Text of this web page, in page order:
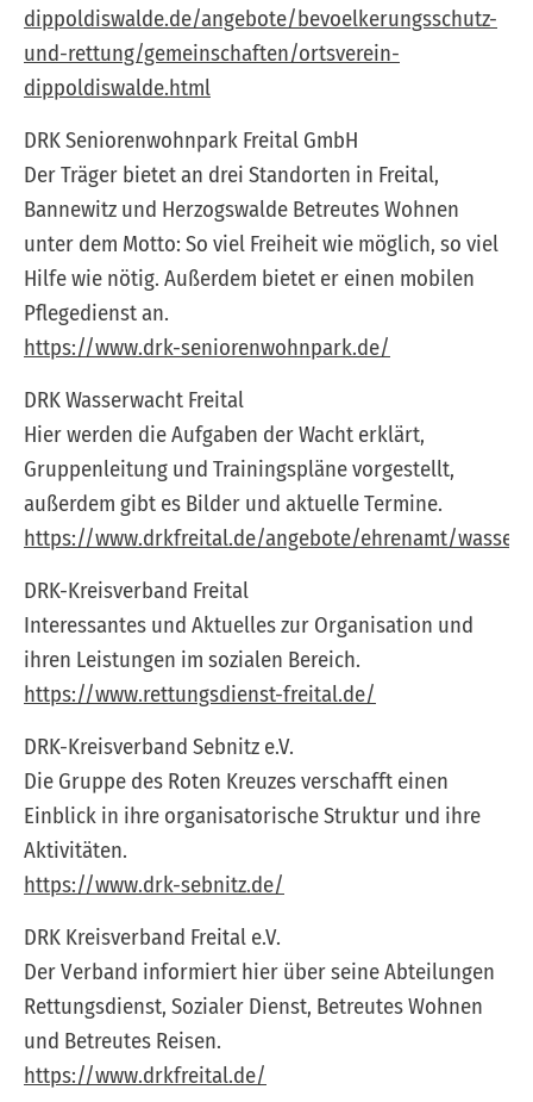
dippoldiswalde.de/angebote/bevoelkerungsschutz-
und-rettung/gemeinschaften/ortsverein-
dippoldiswalde.html
DRK Seniorenwohnpark Freital GmbH
Der Träger bietet an drei Standorten in Freital,
Bannewitz und Herzogswalde Betreutes Wohnen
unter dem Motto: So viel Freiheit wie möglich, so viel
Hilfe wie nötig. Außerdem bietet er einen mobilen
Pflegedienst an.
https://www.drk-seniorenwohnpark.de/
DRK Wasserwacht Freital
Hier werden die Aufgaben der Wacht erklärt,
Gruppenleitung und Trainingspläne vorgestellt,
außerdem gibt es Bilder und aktuelle Termine.
https://www.drkfreital.de/angebote/ehrenamt/
DRK-Kreisverband Freital
Interessantes und Aktuelles zur Organisation und
ihren Leistungen im sozialen Bereich.
https://www.rettungsdienst-freital.de/
DRK-Kreisverband Sebnitz e.V.
Die Gruppe des Roten Kreuzes verschafft einen
Einblick in ihre organisatorische Struktur und ihre
Aktivitäten.
https://www.drk-sebnitz.de/
DRK Kreisverband Freital e.V.
Der Verband informiert hier über seine Abteilungen
Rettungsdienst, Sozialer Dienst, Betreutes Wohnen
und Betreutes Reisen.
https://www.drkfreital.de/